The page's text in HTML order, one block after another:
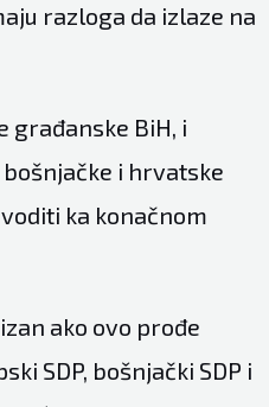
razloga da izlaze na
građanske BiH, i
i hrvatske
ka konačnom
ako ovo prođe
SDP, bošnjački SDP i